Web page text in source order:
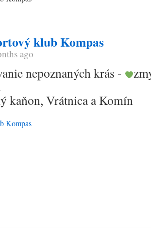
klub Kompas
ago
nepoznaných krás -
kaňon, Vrátnica a Komín